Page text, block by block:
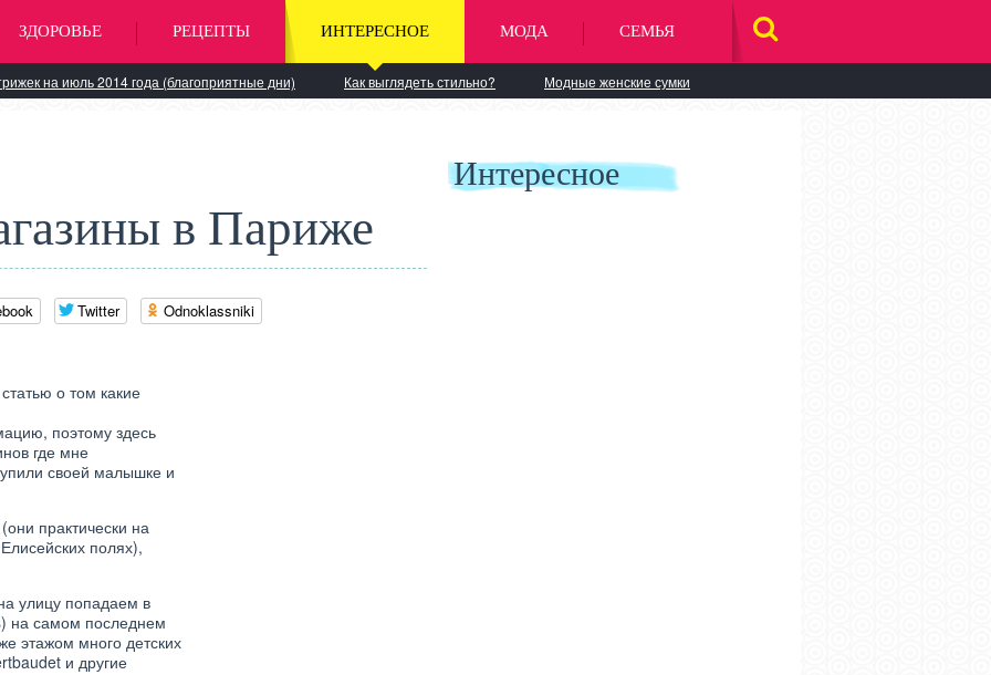
ЗДОРОВЬЕ РЕЦЕПТЫ ИНТЕРЕСНОЕ МОДА СЕМЬЯ
на июль 2014 года (благоприятные дни) Как выглядеть стильно? Модные женские сумки
в Париже
Twitter Odnoklassniki
о том какие
поэтому здесь
где мне
своей малышке и
практически на
полях),
улицу попадаем в
на самом последнем
этажом много детских
и другие
Интересное